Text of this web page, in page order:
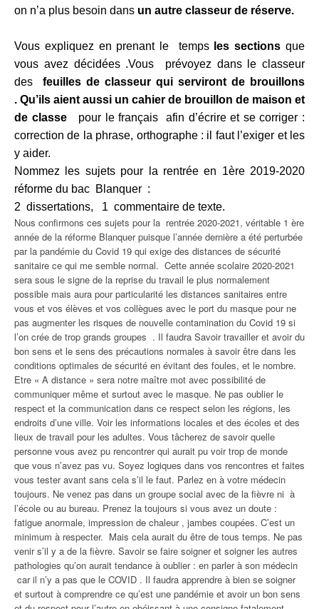
on n’a plus besoin dans un autre classeur de réserve.
Vous expliquez en prenant le tempsles sections que
vous avez décidées .Vous prévoyez dans le classeur
des
feuilles de classeur qui serviront de brouillons
. Qu’ils aient aussi un cahier de brouillon de maison et
de classe
pour le français afin d’écrire et se corriger :
correction de la phrase, orthographe : il faut l’exiger et les
y aider.
Nommez les sujets pour la rentrée en 1ère 2019-2020
réforme du bac Blanquer :
2 dissertations, 1 commentaire de texte.
Nous confirmons ces sujets pour la rentrée 2020-2021, véritable 1 ère
année de la réforme Blanquer puisque l’année dernière a été perturbée
par la pandémie du Covid 19 qui exige des distances de sécurité
sanitaire ce qui me semble normal. Cette année scolaire 2020-2021
sera sous le signe de la reprise du travail le plus normalement
possible mais aura pour particularité les distances sanitaires entre
vous et vos élèves et vos collègues avec le port du masque pour ne
pas augmenter les risques de nouvelle contamination du Covid 19 si
l’on crée de trop grands groupes . Il faudra Savoir travailler et avoir du
bon sens et le sens des précautions normales à savoir être dans les
conditions optimales de sécurité en évitant des foules, et le nombre.
Etre « A distance » sera notre maître mot avec possibilité de
communiquer même et surtout avec le masque. Ne pas oublier le
respect et la communication dans ce respect selon les régions, les
endroits d’une ville. Voir les informations locales et des écoles et des
lieux de travail pour les adultes. Vous tâcherez de savoir quelle
personne vous avez pu rencontrer qui aurait pu voir trop de monde
que vous n’avez pas vu. Soyez logiques dans vos rencontres et faites
vous tester avant sans cela s’il le faut. Parlez en à votre médecin
toujours. Ne venez pas dans un groupe social avec de la fièvre ni à
l’école ou au bureau. Prenez la toujours si vous avez un doute :
fatigue anormale, impression de chaleur , jambes coupées. C’est un
minimum à respecter. Mais cela aurait du être de tous temps. Ne pas
venir s’il y a de la fièvre. Savoir se faire soigner et soigner les autres
pathologies qu’on aurait tendance à oublier : en parler à son médecin
car il n’y a pas que le COVID . Il faudra apprendre à bien se soigner
et surtout à comprendre ce qu’est une pandémie et avoir un bon sens